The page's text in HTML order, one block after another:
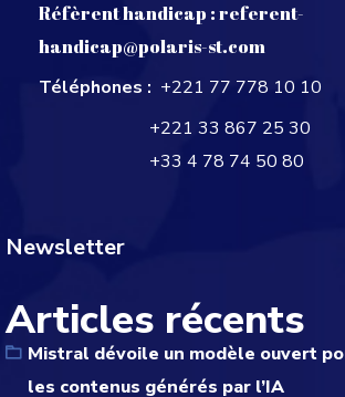
Réfèrent handicap :referent-
handicap@polaris-st.com
Téléphones : +221 77 778 10 10
+221 33 867 25 30
+33 4 78 74 50 80
Newsletter
Articles récents
Mistral dévoile un modèle ouvert
les contenus générés par l’IA